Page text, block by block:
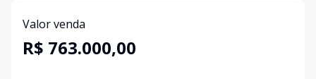
Valor venda
R$ 763.000,00